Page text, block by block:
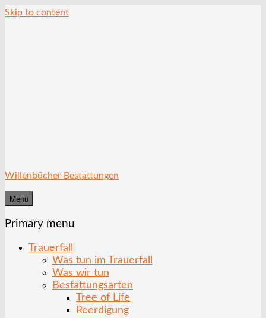
Skip to content
Willenbücher Bestattungen
Menu
Primary menu
Trauerfall
Was tun im Trauerfall
Was wir tun
Bestattungsarten
Tree of Life
Reerdigung